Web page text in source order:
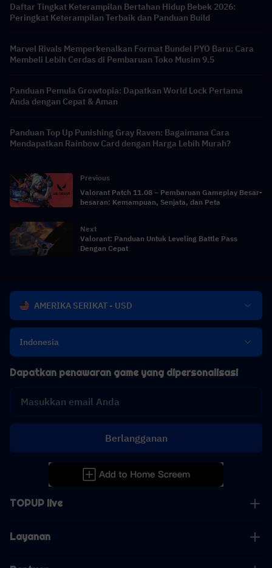
Daftar Tingkat Keterampilan Bertahan Hidup Bebek 2026:
Peringkat Keterampilan Terbaik dan Panduan Build
Marvel Rivals Memperkenalkan Format Bundel PYO Baru: Cara
Membeli Lebih Cerdas di Pembaruan Toko Musim 9.5
Panduan Pemula Growtopia: Dapatkan World Lock Pertama
Anda dengan Cepat & Aman
Panduan Top Up Punishing Gray Raven: Bagaimana Cara
Mendapatkan Rainbow Card dengan Harga Lebih Murah?
Previous
Valorant Patch 11.08 – Pembaruan Gameplay Besar-
besaran: Kemampuan, Senjata, dan Peta
Next
Valorant: Panduan Untuk Leveling Battle Pass
Dengan Cepat
AMERIKA SERIKAT - USD
Indonesia
TOPUP live
Layanan
Dapatkan penawaran game yang dipersonalisasi
Berlangganan